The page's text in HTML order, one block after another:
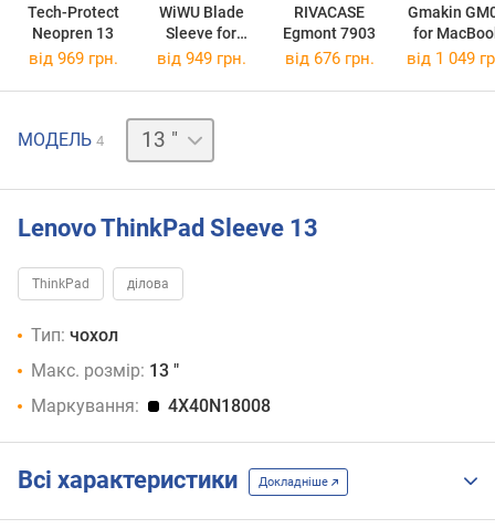
Tech-Protect
Neopren 13
WiWU Blade
Sleeve for
MacBook 13
RIVACASE
Egmont 7903
Gmakin
for
Air/Pro
від 969 грн. від 949 грн. від 676 грн. від 1 049
МОДЕЛЬ 4
12 "
14 "
Lenovo ThinkPad Sleeve 13
ThinkPad ділова
Тип: чохол
Макс. розмір: 13 "
Маркування:
4X40N18008
Всі характеристики Докладніше